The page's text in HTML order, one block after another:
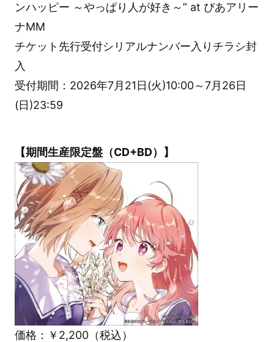
ンハッピー ～やっぱり人が好き～” at ぴあアリー
ナMM
チケット先行受付シリアルナンバー入りチラシ封
入
受付期間：2026年7月21日(火)10:00～7月26日
(日)23:59
【期間生産限定盤（CD+BD）】
価格：￥2,200（税込）